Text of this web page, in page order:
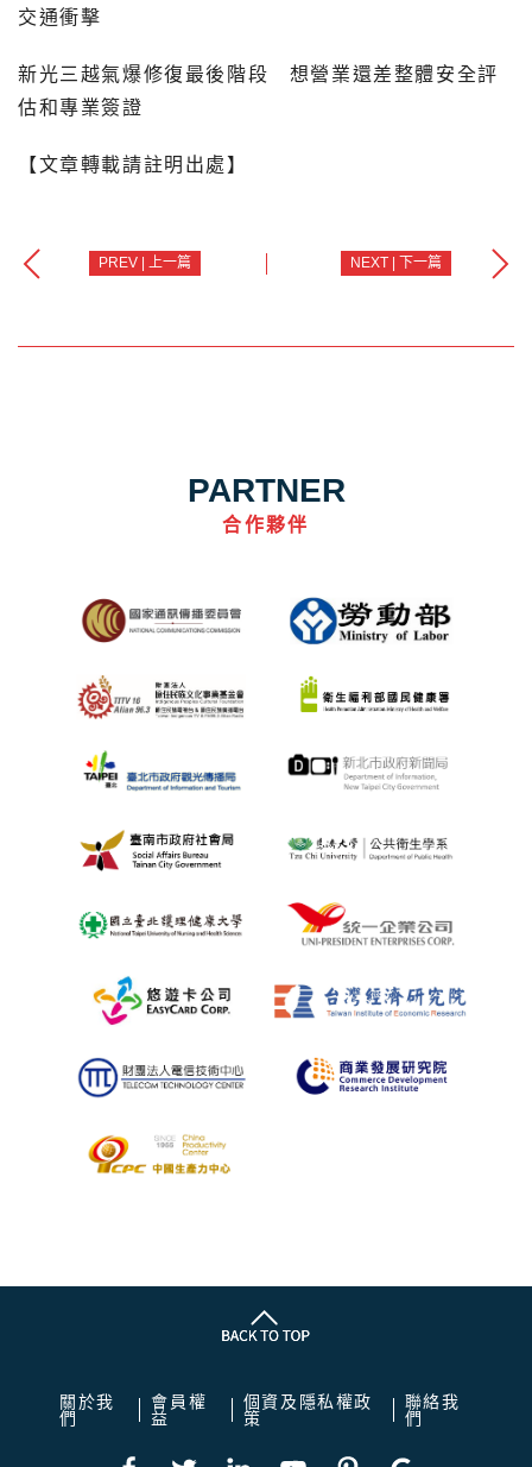
交通衝擊
新光三越氣爆修復最後階段 想營業還差整體安全評
估和專業簽證
【文章轉載請註明出處】
PREV | 上一篇 NEXT | 下一篇
PARTNER
合作夥伴
關於我
們
會員權
益
個資及隱私權政
策
聯絡我
們